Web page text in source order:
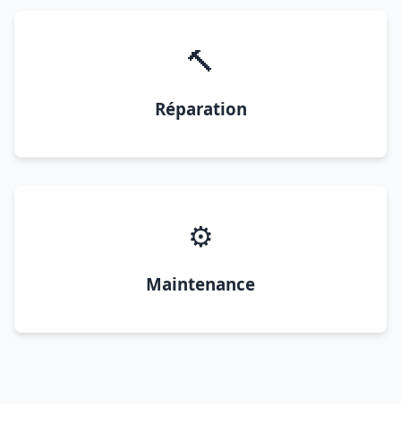
🔨
Réparation
⚙️
Maintenance